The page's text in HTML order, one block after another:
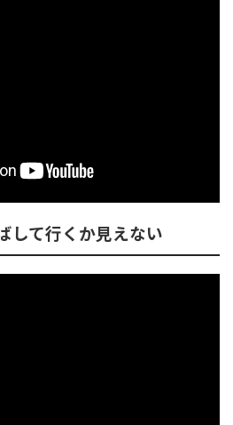
して行くか見えない